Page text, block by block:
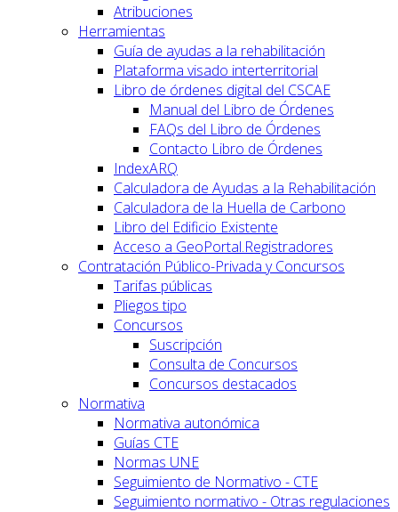
Atribuciones
Herramientas
Guía de ayudas a la rehabilitación
Plataforma visado interterritorial
Libro de órdenes digital del CSCAE
Manual del Libro de Órdenes
FAQs del Libro de Órdenes
Contacto Libro de Órdenes
IndexARQ
Calculadora de Ayudas a la Rehabilitación
Calculadora de la Huella de Carbono
Libro del Edificio Existente
Acceso a GeoPortal.Registradores
Contratación Público-Privada y Concursos
Tarifas públicas
Pliegos tipo
Concursos
Suscripción
Consulta de Concursos
Concursos destacados
Normativa
Normativa autonómica
Guías CTE
Normas UNE
Seguimiento de Normativo - CTE
Seguimiento normativo - Otras regulaciones